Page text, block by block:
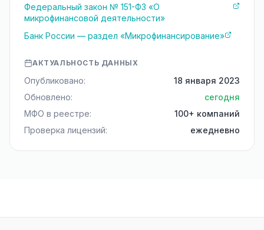
Федеральный закон № 151-ФЗ «О
микрофинансовой деятельности»
Банк России — раздел «Микрофинансирование»
АКТУАЛЬНОСТЬ ДАННЫХ
Опубликовано:
18 января 2023
Обновлено:
сегодня
МФО в реестре:
100+ компаний
Проверка лицензий:
ежедневно